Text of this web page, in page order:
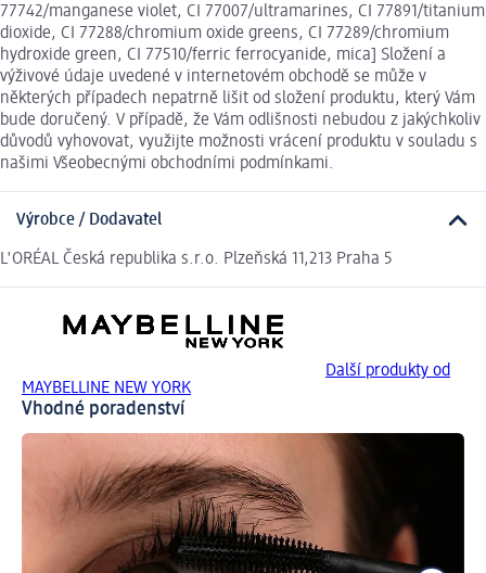
77742/manganese violet, CI 77007/ultramarines, CI 77891/titanium
dioxide, CI 77288/chromium oxide greens, CI 77289/chromium
hydroxide green, CI 77510/ferric ferrocyanide, mica] Složení a
výživové údaje uvedené v internetovém obchodě se může v
některých případech nepatrně lišit od složení produktu, který Vám
bude doručený. V případě, že Vám odlišnosti nebudou z jakýchkoliv
důvodů vyhovovat, využijte možnosti vrácení produktu v souladu s
našimi Všeobecnými obchodními podmínkami.
Výrobce / Dodavatel
L'ORÉAL Česká republika s.r.o. Plzeňská 11,213 Praha 5
Další produkty od
MAYBELLINE NEW YORK
Vhodné poradenství